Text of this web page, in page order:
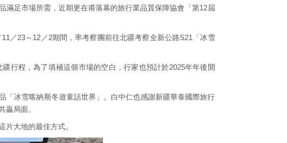
足市場所需，近期更在甫落幕的旅行業品質保障協會「第12屆
／23～12／2期間，率考察團前往北疆考察全新公路S21「冰雪
行程，為了填補這個市場的空白，行家也預計於2025年年後開
「冰雪喀納斯冬遊童話世界」。白中仁也感謝新疆華泰國際旅行
局面。
大地的最佳方式。